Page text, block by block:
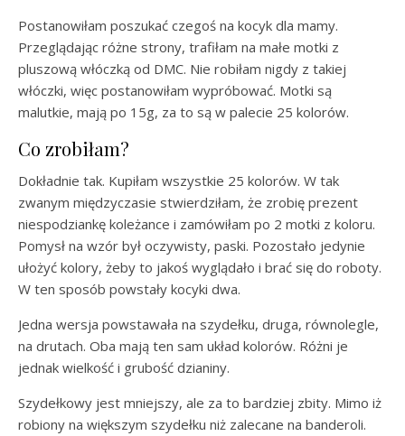
Postanowiłam poszukać czegoś na kocyk dla mamy.
Przeglądając różne strony, trafiłam na małe motki z
pluszową włóczką od DMC. Nie robiłam nigdy z takiej
włóczki, więc postanowiłam wypróbować. Motki są
malutkie, mają po 15g, za to są w palecie 25 kolorów.
Co zrobiłam?
Dokładnie tak. Kupiłam wszystkie 25 kolorów. W tak
zwanym międzyczasie stwierdziłam, że zrobię prezent
niespodziankę koleżance i zamówiłam po 2 motki z koloru.
Pomysł na wzór był oczywisty, paski. Pozostało jedynie
ułożyć kolory, żeby to jakoś wyglądało i brać się do roboty.
W ten sposób powstały kocyki dwa.
Jedna wersja powstawała na szydełku, druga, równolegle,
na drutach. Oba mają ten sam układ kolorów. Różni je
jednak wielkość i grubość dzianiny.
Szydełkowy jest mniejszy, ale za to bardziej zbity. Mimo iż
robiony na większym szydełku niż zalecane na banderoli.